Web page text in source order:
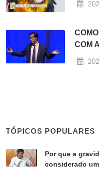
COM
TÓPICOS POPULARES
Por que a
considerado